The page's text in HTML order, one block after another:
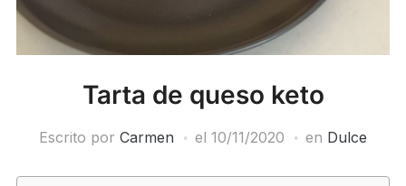
Tarta de queso keto
Escrito por Carmen el 10/11/2020 en Dulce